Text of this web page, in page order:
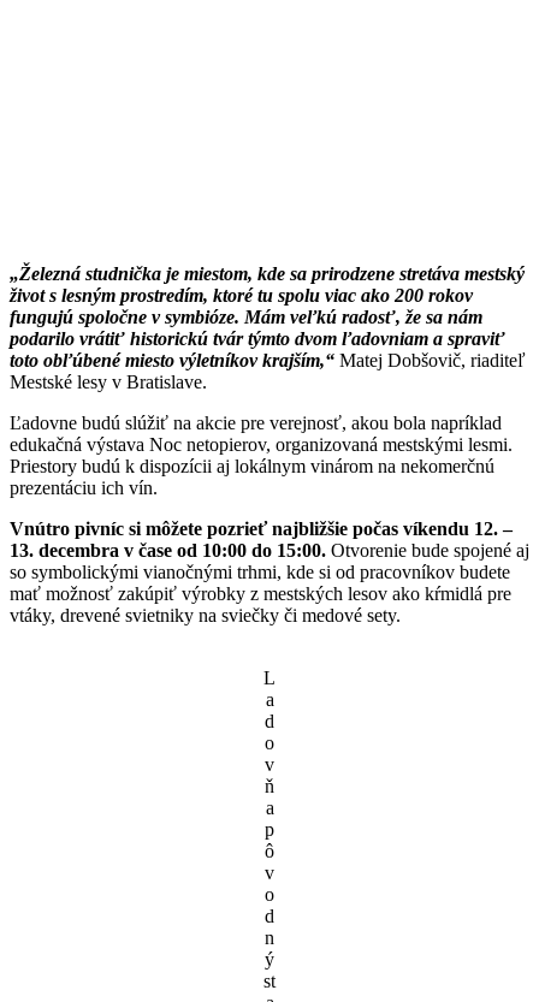
„Železná studnička je miestom, kde sa prirodzene stretáva mestský
život s lesným prostredím, ktoré tu spolu viac ako 200 rokov
fungujú spoločne v symbióze. Mám veľkú radosť, že sa nám
podarilo vrátiť historickú tvár týmto dvom ľadovniam a spraviť
toto obľúbené miesto výletníkov krajším,“ Matej Dobšovič, riaditeľ
Mestské lesy v Bratislave.
Ľadovne budú slúžiť na akcie pre verejnosť, akou bola napríklad
edukačná výstava Noc netopierov, organizovaná mestskými lesmi.
Priestory budú k dispozícii aj lokálnym vinárom na nekomerčnú
prezentáciu ich vín.
Vnútro pivníc si môžete pozrieť najbližšie počas víkendu 12. –
13. decembra v čase od 10:00 do 15:00. Otvorenie bude spojené aj
so symbolickými vianočnými trhmi, kde si od pracovníkov budete
mať možnosť zakúpiť výrobky z mestských lesov ako kŕmidlá pre
vtáky, drevené svietniky na sviečky či medové sety.
L
a
d
o
v
ň
a
p
ô
v
o
d
n
ý
st